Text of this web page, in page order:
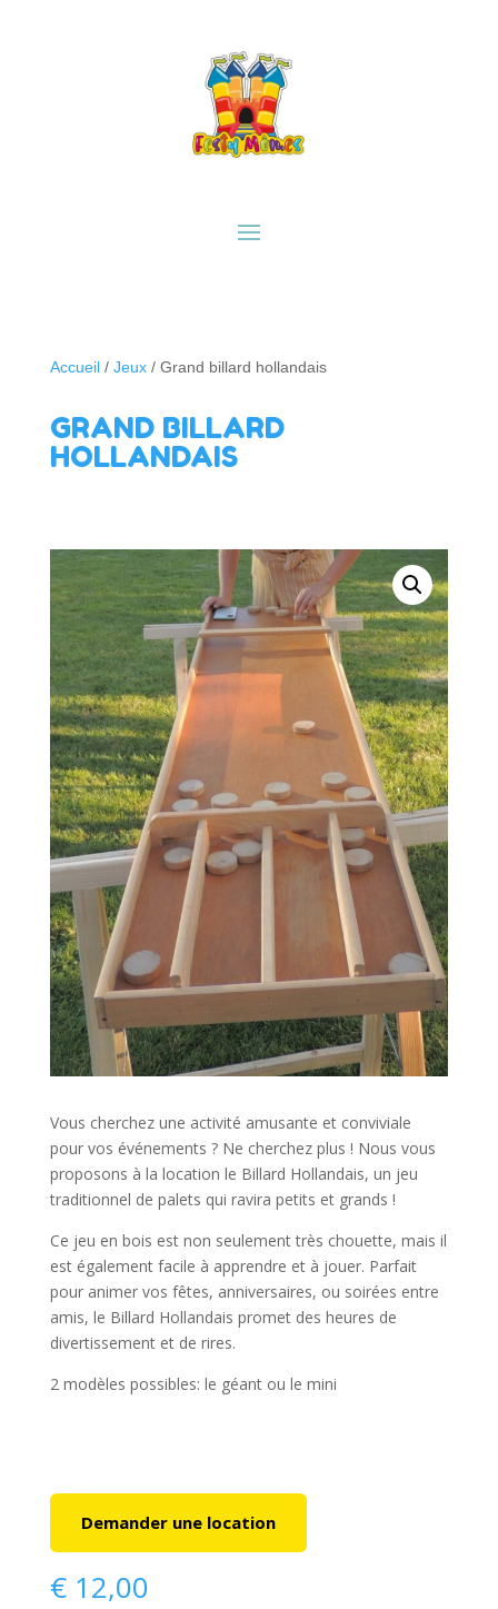
Accueil/ Jeux/ Grand billard hollandais
GRAND BILLARD
HOLLANDAIS
Vous cherchez une activité amusante et conviviale
pour vos événements ? Ne cherchez plus ! Nous vous
proposons à la location le Billard Hollandais, un jeu
traditionnel de palets qui ravira petits et grands !
Ce jeu en bois est non seulement très chouette, mais il
est également facile à apprendre et à jouer. Parfait
pour animer vos fêtes, anniversaires, ou soirées entre
amis, le Billard Hollandais promet des heures de
divertissement et de rires.
2 modèles possibles: le géant ou le mini
Demander une location
€12,00